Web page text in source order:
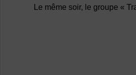
Le même soir, le groupe «